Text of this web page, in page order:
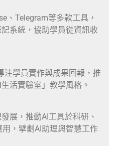
、Telegram等多款工具，
系統，協助學員從資訊收
注學員實作與成果回報，推
活實驗室」教學風格。
展，推動AI工具於科研、
，擘劃AI助理與智慧工作